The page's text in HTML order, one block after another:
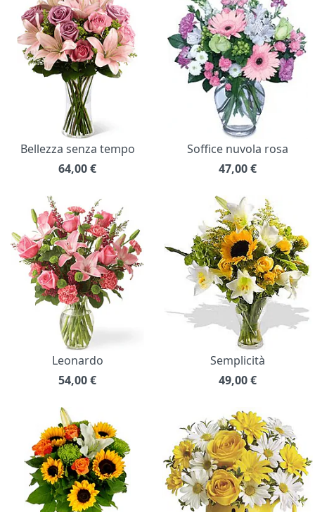
Bellezza senza tempo
64,00€
Soffice nuvola rosa
47,00€
Leonardo
54,00€
Semplicità
49,00€